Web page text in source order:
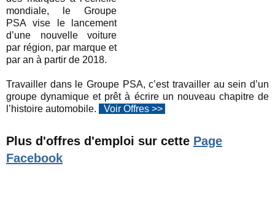
mondiale, le Groupe
PSA vise le lancement
d’une nouvelle voiture
par région, par marque et
par an à partir de 2018.
Travailler dans le Groupe PSA, c’est travailler au sein d’un
groupe dynamique et prêt à écrire un nouveau chapitre de
l’histoire automobile.
Voir Offres >>
Plus d'offres d'emploi sur cette Page
Facebook